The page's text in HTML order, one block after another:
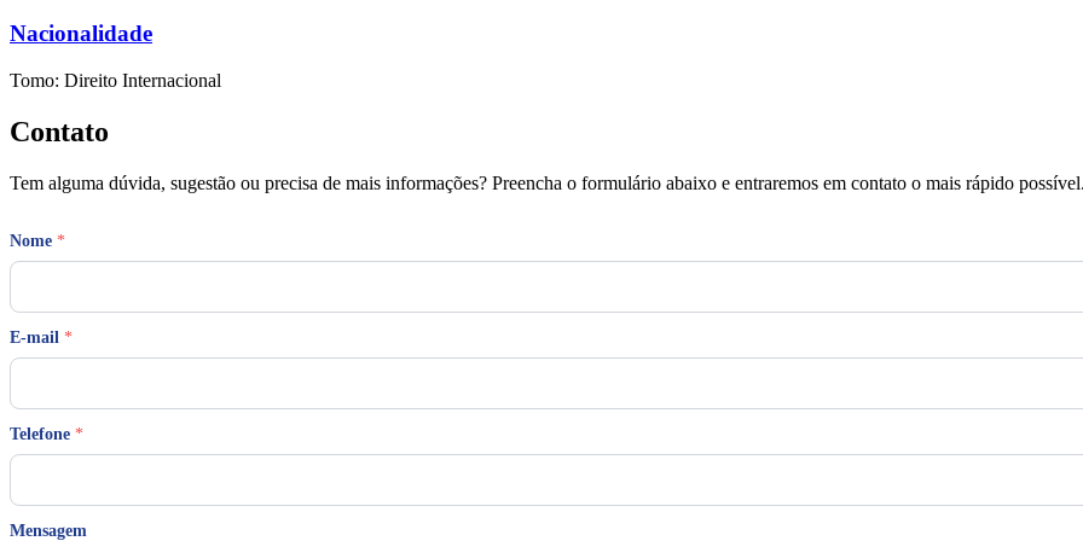
Nacionalidade
Tomo: Direito Internacional
Contato
Tem alguma dúvida, sugestão ou precisa de mais informações? Preencha o formulário abaixo e entraremos em contato o mais rápido
Nome *
E-mail *
N
M
e
Telefone *
Mensagem